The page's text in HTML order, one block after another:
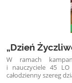
„Dzień
W ramach
i nauczyciele 45
całodzienny szereg